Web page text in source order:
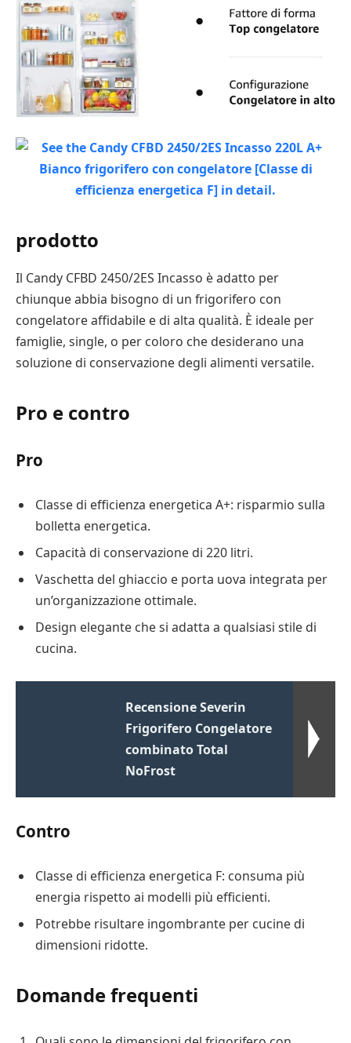
prodotto
Il Candy CFBD 2450/2ES Incasso è adatto per
chiunque abbia bisogno di un frigorifero con
congelatore affidabile e di alta qualità. È ideale per
famiglie, single, o per coloro che desiderano una
soluzione di conservazione degli alimenti versatile.
Pro e contro
Pro
Classe di efficienza energetica A+: risparmio sulla
bolletta energetica.
Capacità di conservazione di 220 litri.
Vaschetta del ghiaccio e porta uova integrata per
un’organizzazione ottimale.
Design elegante che si adatta a qualsiasi stile di
cucina.
Recensione Severin
Frigorifero Congelatore
combinato Total
NoFrost
Contro
Classe di efficienza energetica F: consuma più
energia rispetto ai modelli più efficienti.
Potrebbe risultare ingombrante per cucine di
dimensioni ridotte.
Domande frequenti